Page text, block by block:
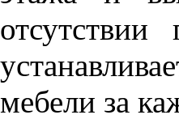
мебели за